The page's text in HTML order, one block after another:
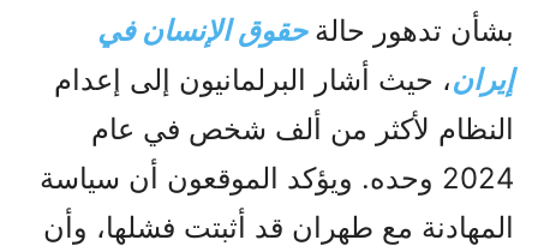
بشأن تدهور حالة حقوق الإنسان في
إيران، حيث أشار البرلمانيون إلى إعدام
النظام لأكثر من ألف شخص في عام
2024 وحده. ويؤكد الموقعون أن سياسة
المهادنة مع طهران قد أثبتت فشلها، وأن